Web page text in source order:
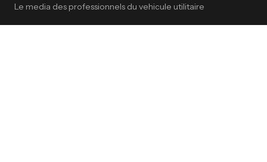
Le media des professionnels du vehicule utilitaire